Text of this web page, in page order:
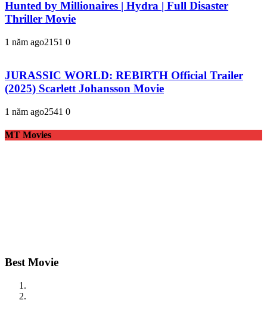
Hunted by Millionaires | Hydra | Full Disaster
Thriller Movie
1 năm ago2151 0
JURASSIC WORLD: REBIRTH Official Trailer
(2025) Scarlett Johansson Movie
1 năm ago2541 0
MT Movies
Best Movie